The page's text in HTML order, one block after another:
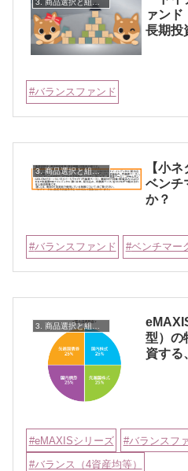
3. 商品選択と組み合わせ
ァンド
長期投
バランスファンド
3. 商品選択と組み合わせ
【小
ベンチ
か？
バランスファンド ベンチマー
3. 商品選択と組み合わせ
型）の
資する
eMAXISシリーズ バランスフ
バランス（4資産均等）